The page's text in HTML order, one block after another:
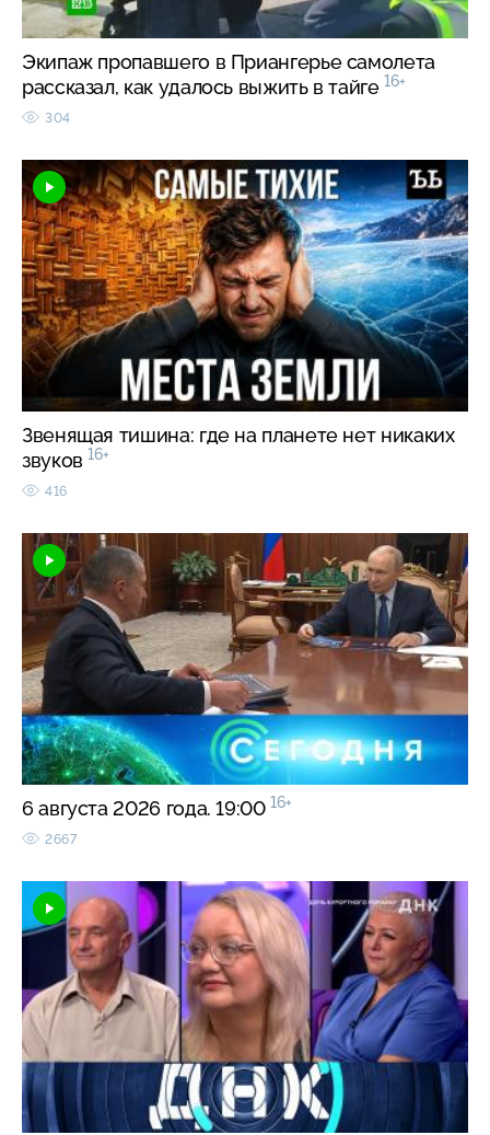
Экипаж пропавшего в Приангерье самолета
рассказал, как удалось выжить в тайге 16+
304
Звенящая тишина: где на планете нет никаких
звуков 16+
416
6 августа 2026 года. 19:00 16+
2667